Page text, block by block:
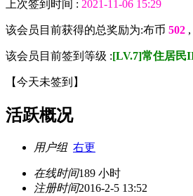
上次签到时间 : 2021-11-06 15:29
该会员目前获得的总奖励为:布币 502
该会员目前签到等级 :[LV.7]常住居民
【今天未签到 】
活跃概况
用户组 右更
在线时间189 小时
注册时间2016-2-5 13:52